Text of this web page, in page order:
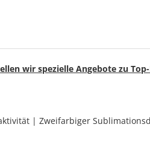
wir spezielle Angebote zu
| Zweifarbiger